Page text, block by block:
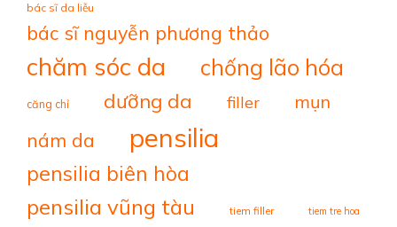
bác sĩ da liễu
bác sĩ nguyễn phương thảo
chăm sóc da chống lão hóa
căng chỉ dưỡng da filler mụn
nám da pensilia
pensilia biên hòa
pensilia vũng tàu tiem filler tiem tre hoa